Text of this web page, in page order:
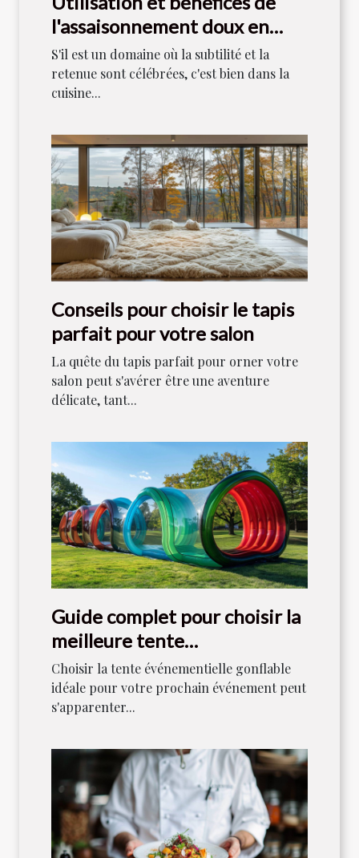
l'assaisonnement doux en
cuisine japonaise
S'il est un domaine où la subtilité et la
retenue sont célébrées, c'est bien dans la
cuisine...
Conseils pour choisir le tapis
parfait pour votre salon
La quête du tapis parfait pour orner votre
salon peut s'avérer être une aventure
délicate, tant...
Guide complet pour choisir la
meilleure tente
événementielle gonflable
Choisir la tente événementielle gonflable
idéale pour votre prochain événement peut
s'apparenter...